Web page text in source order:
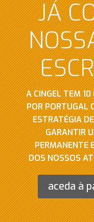
JÁ
A CINGEL TEM
POR PORTUGAL
ESTRATÉGIA
GARANTIR
PERMANENTE
DOS NOSSOS
aceda à